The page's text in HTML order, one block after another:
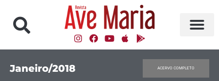
Janeiro/2018 ACERVO COMPLETO